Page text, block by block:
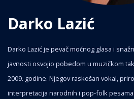
Darko Lazić
Darko Lazić je pevač moćnog glasa i
javnosti osvojio pobedom u muzičkom
2009. godine. Njegov raskošan vokal,
interpretacija narodnih i pop-folk